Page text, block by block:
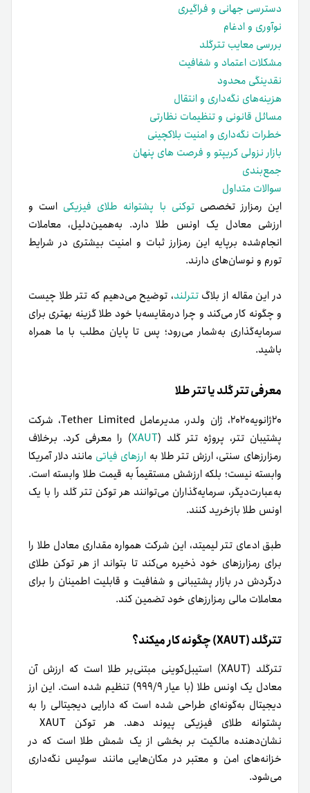
دسترسی جهانی و فراگیری
نوآوری و ادغام
بررسی معایب تترگلد
مشکلات اعتماد و شفافیت
نقدینگی محدود
هزینه‌های نگه‌داری و انتقال
مسائل قانونی و تنظیمات نظارتی
خطرات نگه‌داری و امنیت بلاکچینی
بازار نزولی کریپتو و فرصت های پنهان
جمع‌بندی
سوالات متداول
این رمزارز تخصصیتوکنی با پشتوانه طلای فیزیکی است و
ارزشی معادل یک اونس طلا دارد. به‌همین‌دلیل، معاملات
انجام‌شده بر‌پایه این رمزارز ثبات و امنیت بیشتری در شرایط
تورم و نوسان‌های دارند.
در این مقاله از بلاگتترلند، توضیح می‌دهیم که تتر طلا چیست
و چگونه کار می‌کند و چرا در‌مقایسه‌با خود طلا گزینه بهتری برای
سرمایه‌گذاری به‌شمار می‌رود؛ پس تا پایان مطلب با ما همراه
باشید.
معرفی تتر گلد یا تتر طلا
۲۰‌ژانویه‌۲۰۲۰، ژان ولدر، مدیر‌عامل Tether Limited، شرکت
پشتیبان تتر، پروژه تتر گلد (XAUT) را معرفی کرد. برخلاف
رمزارزهای سنتی، ارزش تتر طلا به ارز‌های فیاتی مانند دلار آمریکا
وابسته نیست؛ بلکه ارزشش مستقیماً به قیمت طلا وابسته است.
به‌عبارت‌دیگر، سرمایه‌گذاران می‌توانند هر توکن تتر گلد را با یک
اونس طلا بازخرید کنند.
طبق ادعای تتر لیمیتد، این شرکت همواره مقداری معادل طلا را
برای رمزارزهای خود ذخیره می‌کند تا بتواند از هر توکن طلای
در‌گردش در بازار پشتیبانی و شفافیت و قابلیت اطمینان را برای
معاملات مالی رمزارزهای خود تضمین کند.
تترگلد (XAUT) چگونه کار میکند؟
تترگلد (XAUT) استیبل‌کوینی مبتنی‌بر طلا است که ارزش آن
معادل یک اونس طلا (با عیار ۹۹۹/۹) تنظیم شده است. این ارز
دیجیتال به‌گونه‌ای طراحی شده است که دارایی دیجیتالی را به
نشان‌دهنده مالکیت بر بخشی از یک شمش طلا است که در
خزانه‌های امن و معتبر در مکان‌هایی مانند سوئیس نگه‌داری
می‌شود.